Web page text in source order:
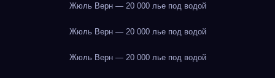
Жюль Верн — 20 000 лье под водой
Жюль Верн — 20 000 лье под водой
Жюль Верн — 20 000 лье под водой